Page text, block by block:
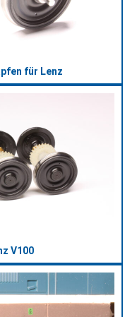
für Lenz
V100